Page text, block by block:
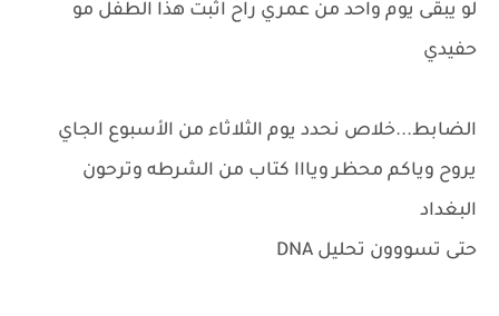
لو يبقى يوم واحد من عمري راح اثبت هذا الطفل مو
حفيدي
الضابط...خلاص نحدد يوم الثلاثاء من الأسبوع الجاي
يروح وياكم محظر ويااا كتاب من الشرطه وترحون
البغداد
حتى تسووون تحليل DNA